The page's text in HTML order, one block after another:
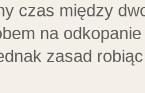
czas między
na
zasad